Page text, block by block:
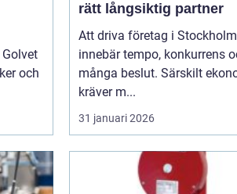
och
rätt långsiktig partner
Att driva företag i Stockholm
innebär tempo, konkurrens
många beslut. Särskilt
kräver m...
31 januari 2026